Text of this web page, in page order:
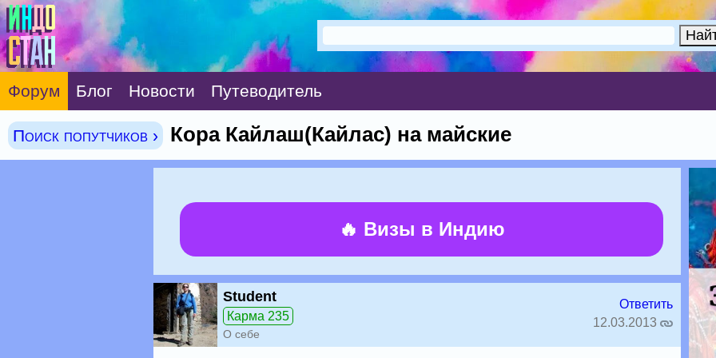
Форум Блог Новости Путеводитель
Поиск попутчиков › Кора Кайлаш(Кайлас) на майские
🔥 Визы в Индию
Student
Карма 235
О себе
Ответить
12.03.2013